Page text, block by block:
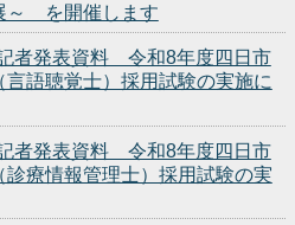
～ を開催します
者発表資料 令和8年度四日市
語聴覚士）採用試験の実施に
者発表資料 令和8年度四日市
療情報管理士）採用試験の実